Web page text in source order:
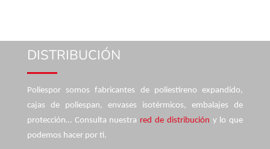
DISTRIBUCIÓN
Poliespor somos fabricantes de poliestireno expandido,
cajas de poliespan, envases isotérmicos, embalajes de
protección… Consulta nuestra red de distribución y lo que
podemos hacer por ti.